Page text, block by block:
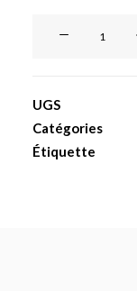
Ø3.2mm
UGS
Catégories
Étiquette